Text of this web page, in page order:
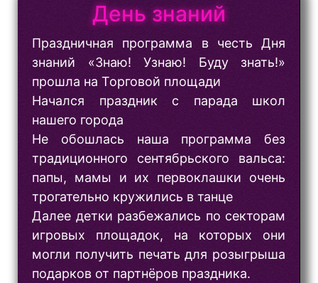
День знаний
Праздничная программа в честь Дня
знаний «Знаю! Узнаю! Буду знать!»
прошла на Торговой площади
Начался праздник с парада школ
нашего города
Не обошлась наша программа без
традиционного сентябрьского вальса:
папы, мамы и их первоклашки очень
трогательно кружились в танце
Далее детки разбежались по секторам
игровых площадок, на которых они
могли получить печать для розыгрыша
подарков от партнёров праздника.